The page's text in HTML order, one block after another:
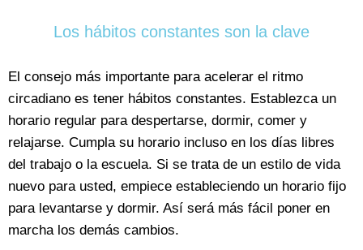
Los hábitos constantes son la clave
El consejo más importante para acelerar el ritmo
circadiano es tener hábitos constantes. Establezca un
horario regular para despertarse, dormir, comer y
relajarse. Cumpla su horario incluso en los días libres
del trabajo o la escuela. Si se trata de un estilo de vida
nuevo para usted, empiece estableciendo un horario fijo
para levantarse y dormir. Así será más fácil poner en
marcha los demás cambios.